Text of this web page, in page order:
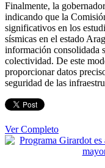
Finalmente, la
indicando que la
significativos en los
sísmicas en el estado
información consolidada
colectividad. De este
proporcionar datos
seguridad de las
Ver Completo